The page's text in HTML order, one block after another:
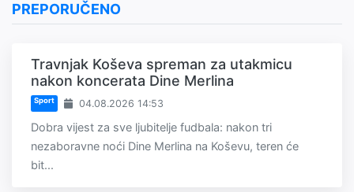
PREPORUČENO
Travnjak Koševa spreman za utakmicu
nakon koncerata Dine Merlina
Sport 04.08.2026 14:53
Dobra vijest za sve ljubitelje fudbala: nakon tri
nezaboravne noći Dine Merlina na Koševu, teren će
bit...